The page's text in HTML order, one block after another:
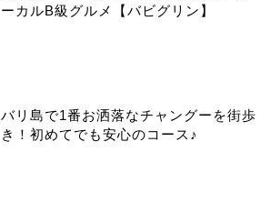
ーカルB級グルメ【バビグリン】
バリ島で1番お洒落なチャングーを街歩
き！初めてでも安心のコース♪